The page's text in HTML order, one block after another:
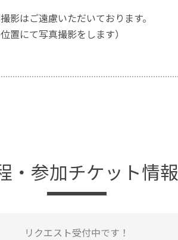
影はご遠慮いただいております。
置にて写真撮影をします）
・参加チケット情報
リクエスト受付中です！